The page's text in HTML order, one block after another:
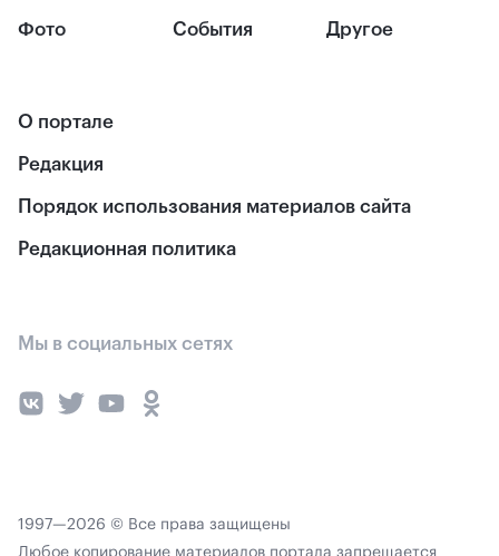
Фото События Другое
О портале
Редакция
Порядок использования материалов сайта
Редакционная политика
Мы в социальных сетях
1997—2026 © Все права защищены
Любое копирование материалов портала запрещается